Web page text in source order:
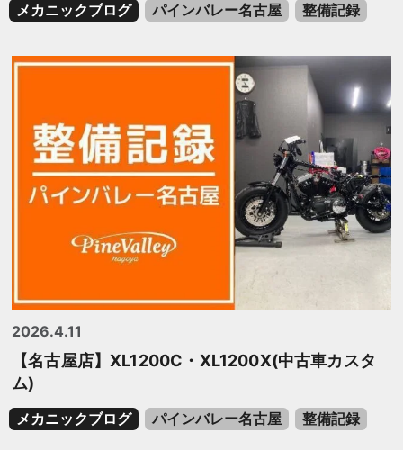
メカニックブログ パインバレー名古屋 整備記録
2026.4.11
【名古屋店】XL1200C・XL1200X(中古車カスタ
ム)
メカニックブログ パインバレー名古屋 整備記録